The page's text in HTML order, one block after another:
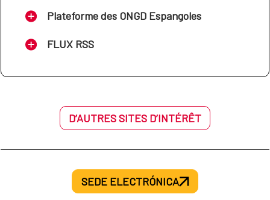
Plateforme des ONGD Espangoles
FLUX RSS
D’AUTRES SITES D’INTÉRÊT
SEDE ELECTRÓNICA